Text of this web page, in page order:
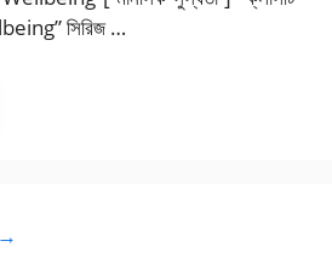
সিরিজ …
→